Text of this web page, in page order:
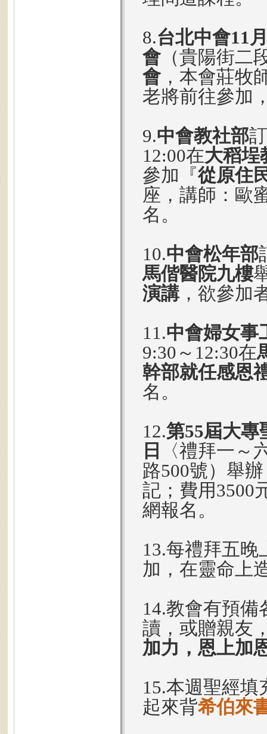
8.台北中會11
會（貴陽街二
會，本會莊牧
老將前往參加
9.中會教社部
12:00在大稻埕
參加『從原住
座，講師：歐
名。
10.中會松年部
馬偕醫院九樓
演講，欲參加
11.中會婦女事
9:30～12:30在
幹部就任感恩
名。
12.第55屆大專
日
〈禮拜一～
路500號）舉
記；費用3500
網報名。
13.每禮拜五晚
加，在靈命上
14.教會有預
讀，或贈親友
加力，恩上加
15.本週聖經填
起來背希伯來